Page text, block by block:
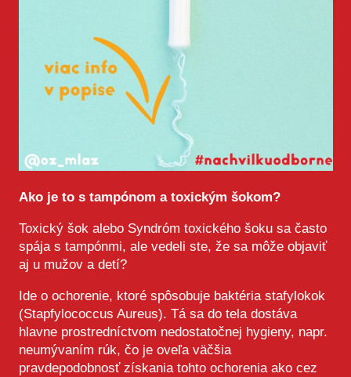
Ako je to s tampónom a toxickým šokom?
Toxický šok alebo Syndróm toxického šoku sa často
spája s tampónmi, ale vedeli ste, že sa môže objaviť
aj u mužov a detí?
Ide o ochorenie, ktoré spôsobuje baktéria stafylokok
(Stapfylococcus Aureus). Tá sa do tela dostáva
hlavne prostredníctvom nedostatočnej hygieny, napr.
neumývaním rúk, čo je oveľa väčšia
pravdepodobnosť získania tohto ochorenia ako cez